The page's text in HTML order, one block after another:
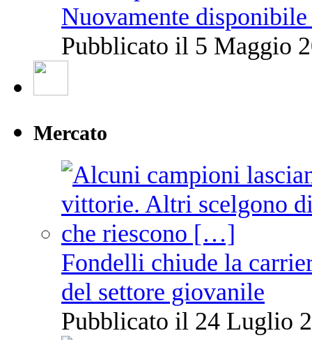
Nuovamente
Pubblicato il 5 Maggio
Mercato
Fondelli chiude la
del settore giovanile
Pubblicato il 24 Luglio